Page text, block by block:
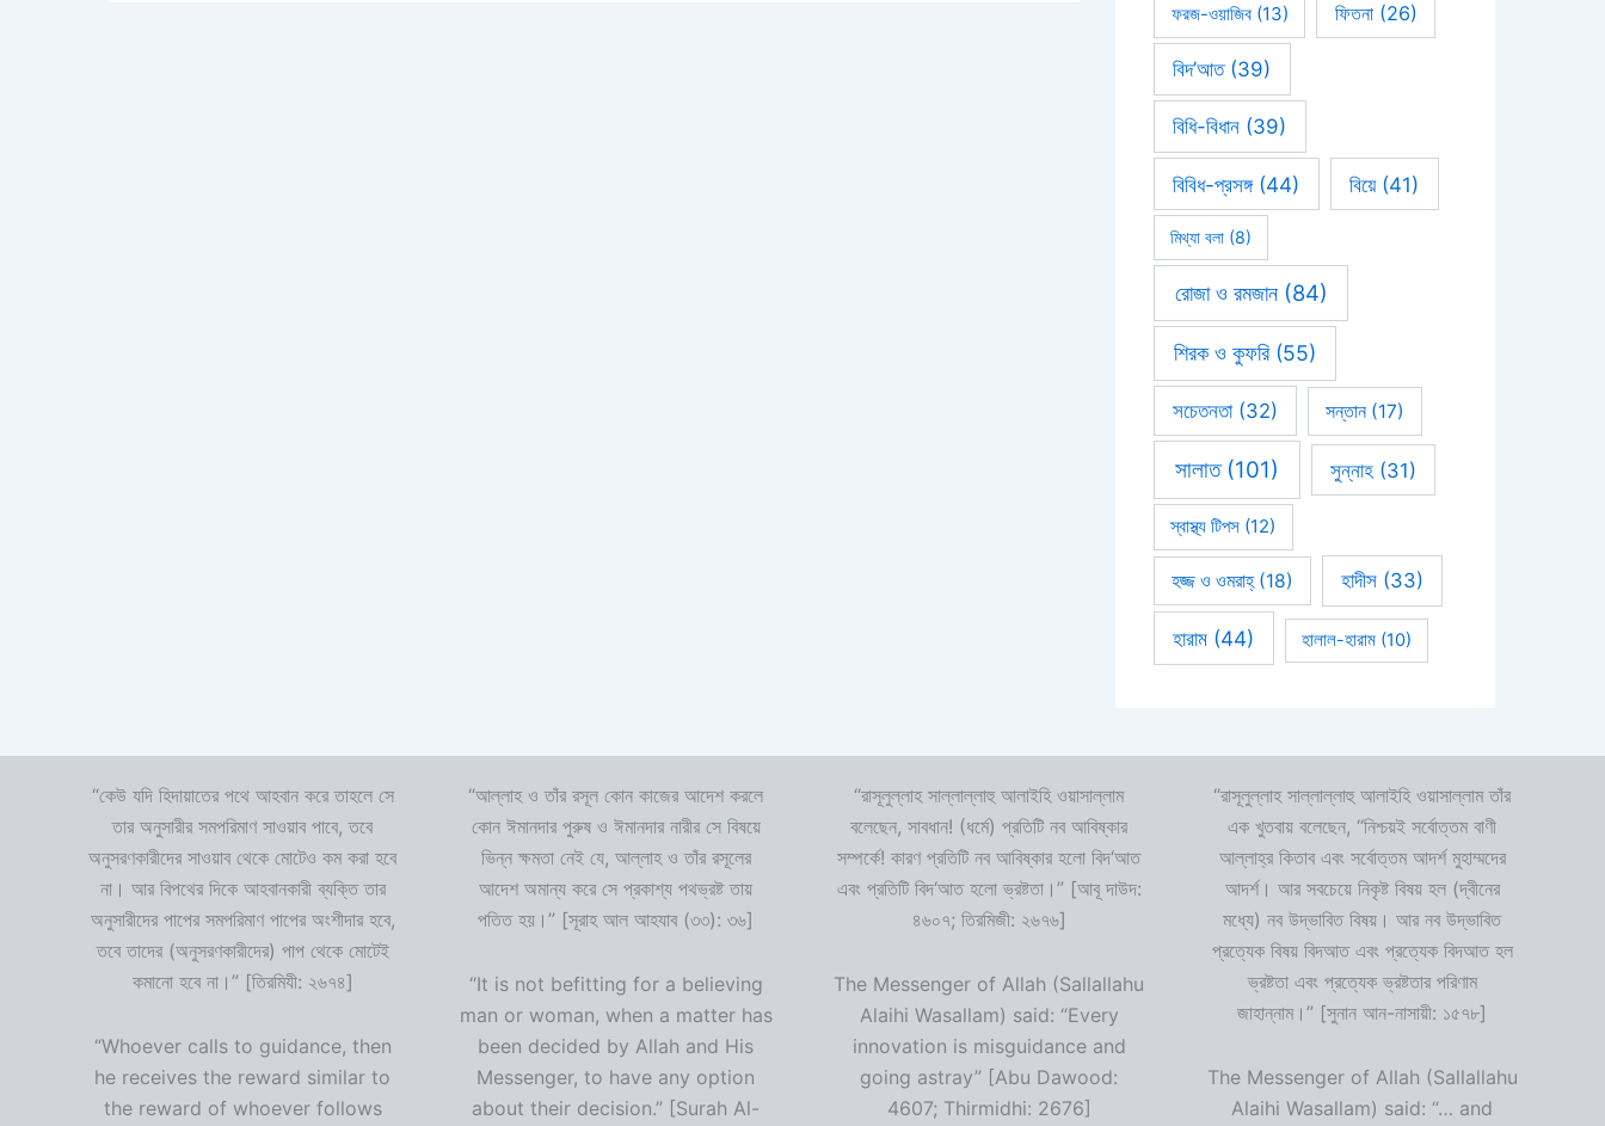
ফরজ-ওয়াজিব(13) ফিতনা(26)
বিদ’আত(39)
বিধি-বিধান (39)
বিবিধ-প্রসঙ্গ(44) বিয়ে(41)
মিথ্যা বলা(8)
রোজা ও রমজান(84)
শিরক ও কুফরি(55)
সচেতনতা(32) সন্তান(17)
সালাত(101) সুন্নাহ(31)
স্বাস্থ্য টিপস (12)
হজ্জ ও ওমরাহ্‌(18) হাদীস (33)
হারাম (44) হালাল-হারাম (10)
“কেউ যদি হিদায়াতের পথে আহবান করে তাহলে সে
তার অনুসারীর সমপরিমাণ সাওয়াব পাবে, তবে
অনুসরণকারীদের সাওয়াব থেকে মোটেও কম করা হবে
না। আর বিপথের দিকে আহবানকারী ব্যক্তি তার
অনুসারীদের পাপের সমপরিমাণ পাপের অংশীদার হবে,
তবে তাদের (অনুসরণকারীদের) পাপ থেকে মোটেই
কমানো হবে না।” [তিরমিযী: ২৬৭৪]
“Whoever calls to guidance, then
he receives the reward similar to
the reward of whoever follows
“আল্লাহ ও তাঁর রসূল কোন কাজের আদেশ করলে
কোন ঈমানদার পুরুষ ও ঈমানদার নারীর সে বিষয়ে
ভিন্ন ক্ষমতা নেই যে, আল্লাহ ও তাঁর রসূলের
আদেশ অমান্য করে সে প্রকাশ্য পথভ্রষ্ট তায়
পতিত হয়।” [সূরাহ আল আহযাব (৩৩): ৩৬]
“It is not befitting for a believing
man or woman, when a matter has
been decided by Allah and His
Messenger, to have any option
about their decision.” [Surah Al-
“রাসূলুল্লাহ সাল্লাল্লাহু আলাইহি ওয়াসাল্লাম
বলেছেন, সাবধান! (ধর্মে) প্রতিটি নব আবিষ্কার
সম্পর্কে! কারণ প্রতিটি নব আবিষ্কার হলো বিদ‘আত
এবং প্রতিটি বিদ‘আত হলো ভ্রষ্টতা।” [আবূ দাউদ:
৪৬০৭; তিরমিজী: ২৬৭৬]
The Messenger of Allah (Sallallahu
Alaihi Wasallam) said: “Every
innovation is misguidance and
going astray” [Abu Dawood:
4607; Thirmidhi: 2676]
“রাসূলুল্লাহ সাল্লাল্লাহু আলাইহি ওয়াসাল্লাম তাঁর
এক খুতবায় বলেছেন, “নিশ্চয়ই সর্বোত্তম বাণী
আল্লাহ্‌র কিতাব এবং সর্বোত্তম আদর্শ মুহাম্মদের
আদর্শ। আর সবচেয়ে নিকৃষ্ট বিষয় হল (দ্বীনের
মধ্যে) নব উদ্ভাবিত বিষয়। আর নব উদ্ভাবিত
প্রত্যেক বিষয় বিদআত এবং প্রত্যেক বিদআত হল
ভ্রষ্টতা এবং প্রত্যেক ভ্রষ্টতার পরিণাম
জাহান্নাম।” [সুনান আন-নাসায়ী: ১৫৭৮]
The Messenger of Allah (Sallallahu
Alaihi Wasallam) said: “… and